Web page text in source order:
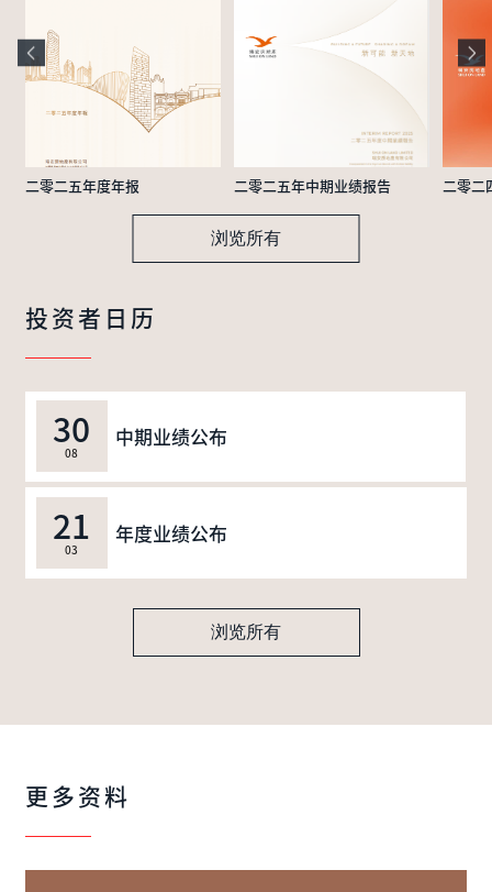
二零二五年度年报 二零二五年中期业绩报告 二零二
浏览所有
投资者日历
30
08
中期业绩公布
21
03
年度业绩公布
浏览所有
更多资料